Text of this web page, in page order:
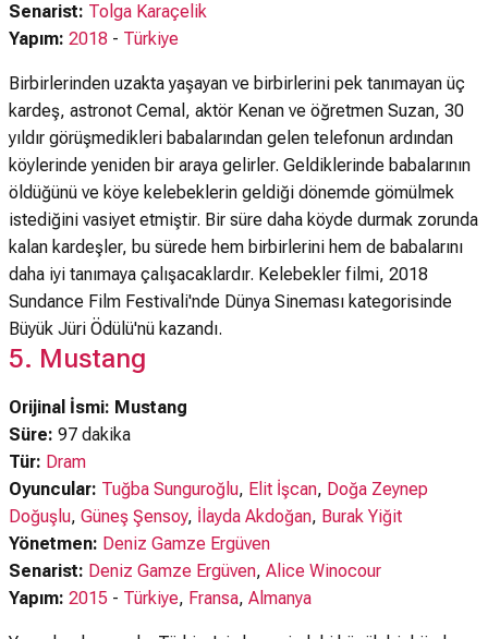
Senarist: Tolga Karaçelik
Yapım: 2018 - Türkiye
Birbirlerinden uzakta yaşayan ve birbirlerini pek tanımayan üç
kardeş, astronot Cemal, aktör Kenan ve öğretmen Suzan, 30
yıldır görüşmedikleri babalarından gelen telefonun ardından
köylerinde yeniden bir araya gelirler. Geldiklerinde babalarının
öldüğünü ve köye kelebeklerin geldiği dönemde gömülmek
istediğini vasiyet etmiştir. Bir süre daha köyde durmak zorunda
kalan kardeşler, bu sürede hem birbirlerini hem de babalarını
daha iyi tanımaya çalışacaklardır. Kelebekler filmi, 2018
Sundance Film Festivali'nde Dünya Sineması kategorisinde
Büyük Jüri Ödülü'nü kazandı.
5. Mustang
Orijinal İsmi: Mustang
Süre: 97 dakika
Tür: Dram
Oyuncular: Tuğba Sunguroğlu, Elit İşcan, Doğa Zeynep
Doğuşlu, Güneş Şensoy, İlayda Akdoğan, Burak Yiğit
Yönetmen: Deniz Gamze Ergüven
Senarist: Deniz Gamze Ergüven, Alice Winocour
Yapım: 2015 - Türkiye, Fransa, Almanya